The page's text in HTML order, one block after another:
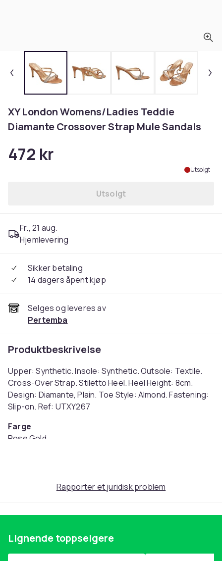
XY London Womens/Ladies Teddie
Diamante Crossover Strap Mule Sandals
472 kr
Utsolgt
Utsolgt
Fr., 21 aug.
Hjemlevering
Sikker betaling
14 dagers åpent kjøp
Selges og leveres av
Pertemba
Produktbeskrivelse
Upper: Synthetic. Insole: Synthetic. Outsole: Textile.
Cross-Over Strap. Stiletto Heel. Heel Height: 8cm.
Design: Diamante, Plain. Toe Style: Almond. Fastening:
Slip-on. Ref: UTXY267
Farge
Rose Gold
2bedb5de-bcb3-5724-aa3b-8eee42bcb08b
Rapporter et juridisk problem
Lignende toppselgere